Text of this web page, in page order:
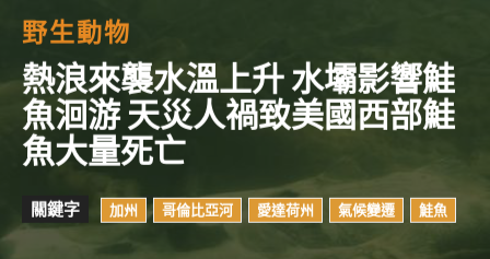
野生動物
熱浪來襲水溫上升 水壩影響鮭
魚洄游 天災人禍致美國西部鮭
魚大量死亡
關鍵字 加州 哥倫比亞河 愛達荷州 氣候變遷 鮭魚